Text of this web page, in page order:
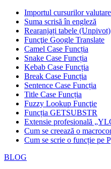
Importul cursurilor
Suma scrisă în engleză
Rearanjați tabele (Unpivot)
Funcţie Google Translate
Camel Case Funcția
Snake Case Funcția
Kebab Case Funcția
Break Case Funcția
Sentence Case Funcția
Title Case Funcția
Fuzzy Lookup Funcţie
Funcția GETSUBSTR
Extensie profesională
Cum se creează o
Cum se scrie o funcție pe
BLOG